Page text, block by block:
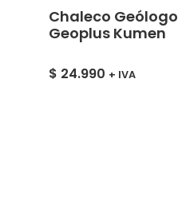
Chaleco Geólogo
Geoplus Kumen
$ 24.990 + IVA